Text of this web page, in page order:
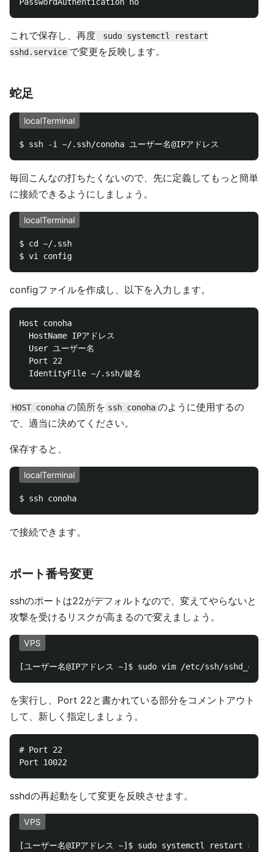
これで保存し、再度
sudo systemctl restart
sshd.service で変更を反映します。
蛇足
localTerminal
毎回こんなの打ちたくないので、先に定義してもっと簡単
に接続できるようにしましょう。
localTerminal
$ cd ~/.ssh
configファイルを作成し、以下を入力します。
Host conoha
  HostName IPアドレス
  User ユーザー名
  Port 22
HOST conoha の箇所を ssh conoha のように使用するの
で、適当に決めてください。
保存すると、
localTerminal
で接続できます。
ポート番号変更
sshのポートは22がデフォルトなので、変えてやらないと
攻撃を受けるリスクが高まるので変えましょう。
VPS
を実行し、Port 22と書かれている部分をコメントアウト
して、新しく指定しましょう。
# Port 22
sshdの再起動をして変更を反映させます。
VPS